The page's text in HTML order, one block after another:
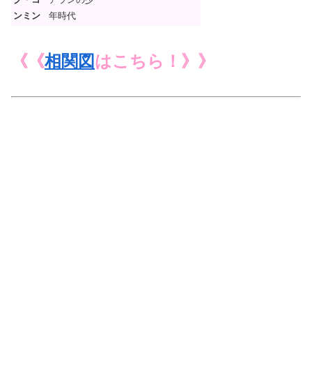
ンミン
年時代
《《相関図はこちら！》》